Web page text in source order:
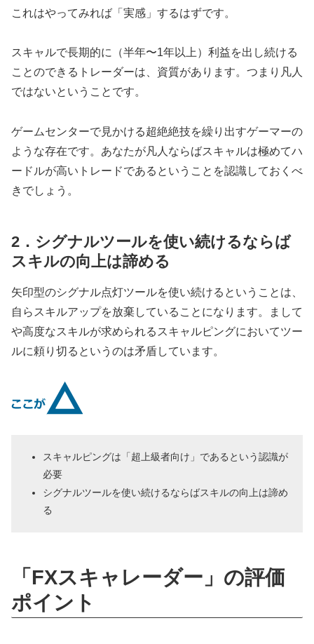
これはやってみれば「実感」するはずです。
スキャルで長期的に（半年〜1年以上）利益を出し続ける
ことのできるトレーダーは、資質があります。つまり凡人
ではないということです。
ゲームセンターで見かける超絶絶技を繰り出すゲーマーの
ような存在です。あなたが凡人ならばスキャルは極めてハ
ードルが高いトレードであるということを認識しておくべ
きでしょう。
2．シグナルツールを使い続けるならば
スキルの向上は諦める
矢印型のシグナル点灯ツールを使い続けるということは、
自らスキルアップを放棄していることになります。まして
や高度なスキルが求められるスキャルピングにおいてツー
ルに頼り切るというのは矛盾しています。
スキャルピングは「超上級者向け」であるという認識が
必要
シグナルツールを使い続けるならばスキルの向上は諦め
る
「FXスキャレーダー」の評価
ポイント